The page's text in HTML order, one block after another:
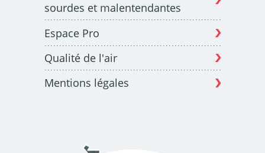
sourdes et malentendantes
Espace Pro
Qualité de l'air
Mentions légales